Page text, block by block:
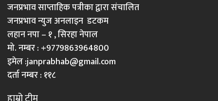
जनप्रभाव साप्ताहिक पत्रीका द्वारा संचालित
जनप्रभाव न्युज अनलाइन डटकम
लहान नपा – १ , सिरहा नेपाल
मो. नम्बर : +9779863964800
इमेल :janprabhab@gmail.com
दर्ता नम्बर : ११८